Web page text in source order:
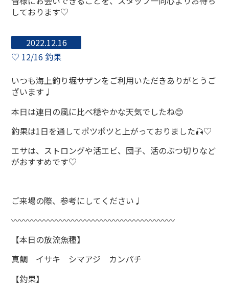
しております♡
2022.12.16
♡ 12/16 釣果
いつも海上釣り堀サザンをご利用いただきありがとうご
ざいます♩
本日は連日の風に比べ穏やかな天気でしたね😊
釣果は1日を通してポツポツと上がっておりました🎣♡
エサは、ストロングや活エビ、団子、活のぶつ切りなど
がおすすめです♡
ご来場の際、参考にしてください♩
〰〰〰〰〰〰〰〰〰〰〰〰〰〰〰〰〰〰〰〰
【本日の放流魚種】
真鯛 イサキ シマアジ カンパチ
【釣果】